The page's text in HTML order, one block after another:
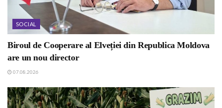
SOCIAL
Biroul de Cooperare al Elveției din Republica Moldova
are un nou director
07.08.2026